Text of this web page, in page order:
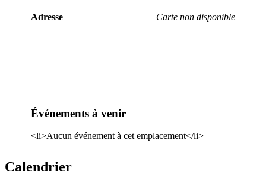
Carte non disponible
Adresse
Événements à venir
<li>Aucun événement à cet emplacement</li>
Calendrier